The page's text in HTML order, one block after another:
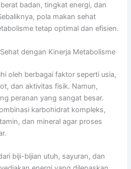
badan, tingkat energi, dan
pola makan sehat
tetap optimal dan efisien.
dengan Kinerja Metabolisme
oleh berbagai faktor seperti usia,
dan aktivitas fisik. Namun,
peranan yang sangat besar.
karbohidrat kompleks,
dan mineral agar proses
biji-bijian utuh, sayuran, dan